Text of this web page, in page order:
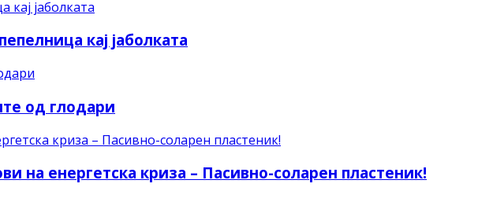
кај јаболката
од глодари
на енергетска криза – Пасивно-соларен пластеник!